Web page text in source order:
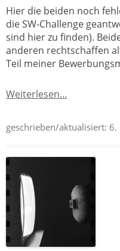
Hier die beiden noch
die SW-Challenge
sind hier zu finden).
anderen rechtschaffen
Teil meiner
Weiterlesen...
geschrieben/aktualisiert: 6.